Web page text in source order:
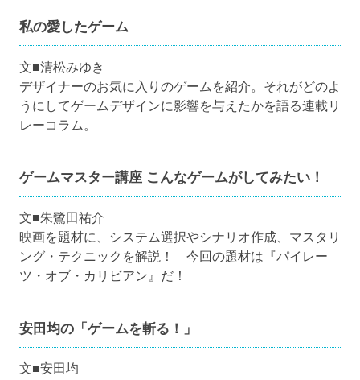
私の愛したゲーム
文■清松みゆき
デザイナーのお気に入りのゲームを紹介。それがどのよ
うにしてゲームデザインに影響を与えたかを語る連載リ
レーコラム。
ゲームマスター講座 こんなゲームがしてみたい！
文■朱鷺田祐介
映画を題材に、システム選択やシナリオ作成、マスタリ
ング・テクニックを解説！ 今回の題材は『パイレー
ツ・オブ・カリビアン』だ！
安田均の「ゲームを斬る！」
文■安田均